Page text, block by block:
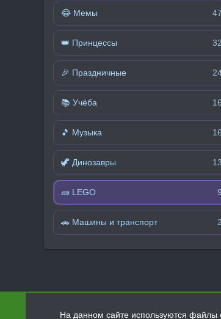
😂 Мемы 47
👑 Принцессы 32
🎉 Праздничные
📚 Учёба 16
🎵 Музыка 16
🦖 Динозавры 13
🧱 LEGO 9
🚗 Машины и транспорт 2
На данном сайте используются файлы